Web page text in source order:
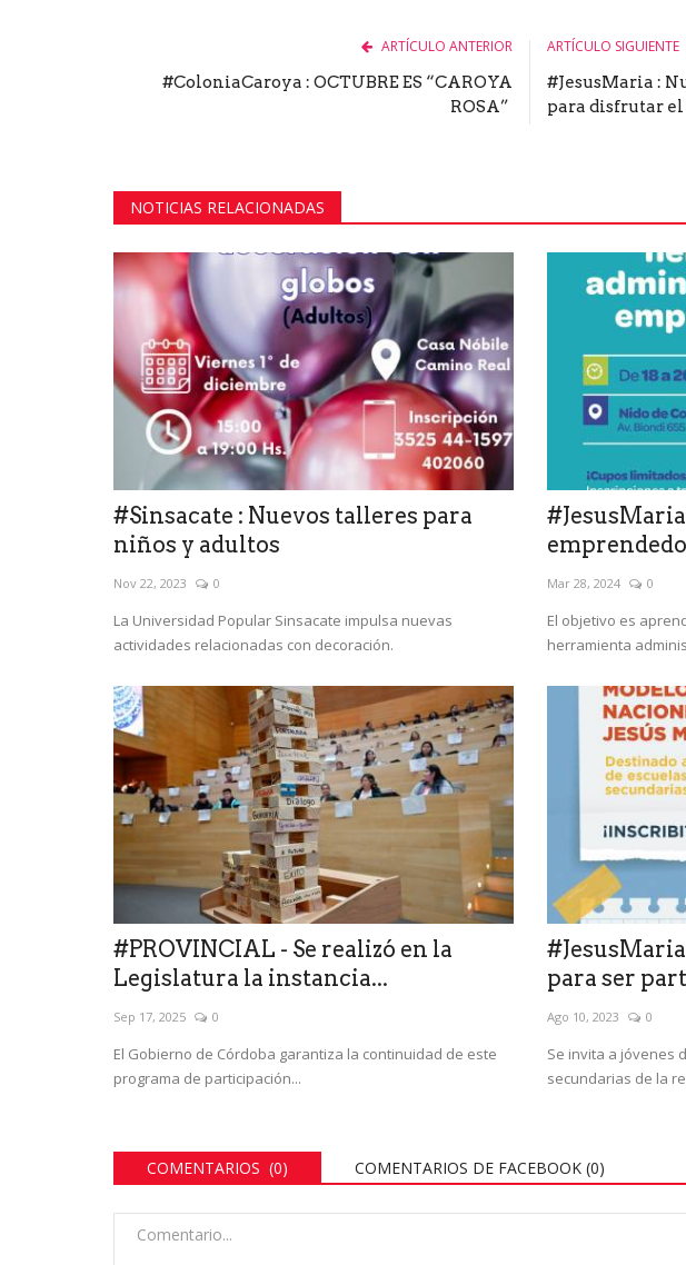
ARTÍCULO ANTERIOR
#ColoniaCaroya : OCTUBRE ES “CAROYA
ROSA”
ARTÍCULO SIGUIENTE
#JesusMaria :
para disfrutar
NOTICIAS RELACIONADAS
#Sinsacate : Nuevos talleres para
niños y adultos
Nov 22, 2023 0
La Universidad Popular Sinsacate impulsa nuevas
actividades relacionadas con decoración.
Mar 28, 2024 0
El objetivo es
herramienta
#PROVINCIAL - Se realizó en la
Legislatura la instancia...
Sep 17, 2025 0
El Gobierno de Córdoba garantiza la continuidad de este
programa de participación...
para ser
Ago 10, 2023 0
Se invita a jóvenes
secundarias de la
COMENTARIOS (0) COMENTARIOS DE FACEBOOK (0)